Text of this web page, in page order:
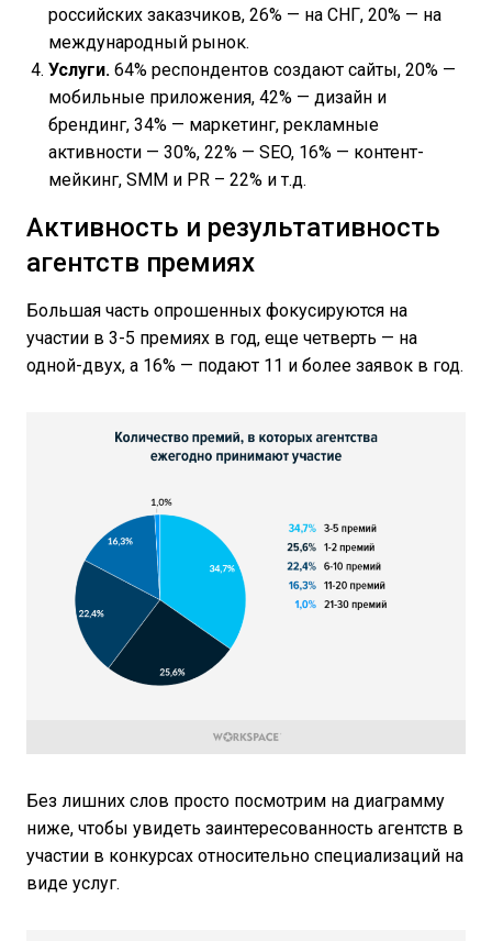
российских заказчиков, 26% — на СНГ, 20% — на
международный рынок.
Услуги. 64% респондентов создают сайты, 20% —
мобильные приложения, 42% — дизайн и
брендинг, 34% — маркетинг, рекламные
активности — 30%, 22% — SEO, 16% — контент-
мейкинг, SMM и PR – 22% и т.д.
Активность и результативность
агентств премиях
Большая часть опрошенных фокусируются на
участии в 3-5 премиях в год, еще четверть — на
одной-двух, а 16% — подают 11 и более заявок в год.
Без лишних слов просто посмотрим на диаграмму
ниже, чтобы увидеть заинтересованность агентств в
участии в конкурсах относительно специализаций на
виде услуг.